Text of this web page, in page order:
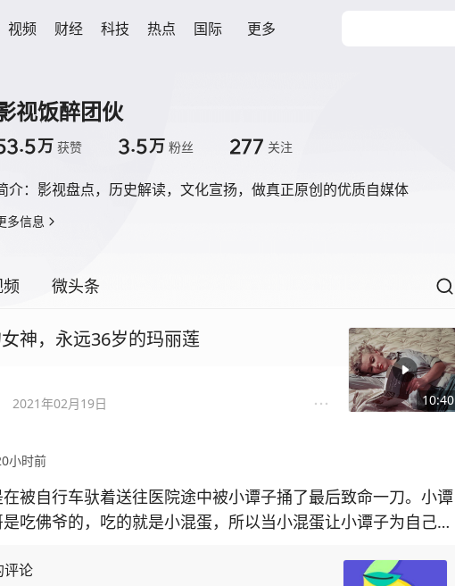
视频 财经 科技 热点 国际 更多
视饭醉团伙
万 获赞 3.5万 粉丝 277 关注
介： 影视盘点，历史解读，文化宣扬，做真正原创的优质自媒体
多信息
微头条
10:40
神，永远36岁的玛丽莲
2021年02月19日
小时前
被自行车驮着送往医院途中被小谭子捅了最后致命一刀。小谭
吃佛爷的，吃的就是小混蛋，所以当小混蛋让小谭子为自己求
评论